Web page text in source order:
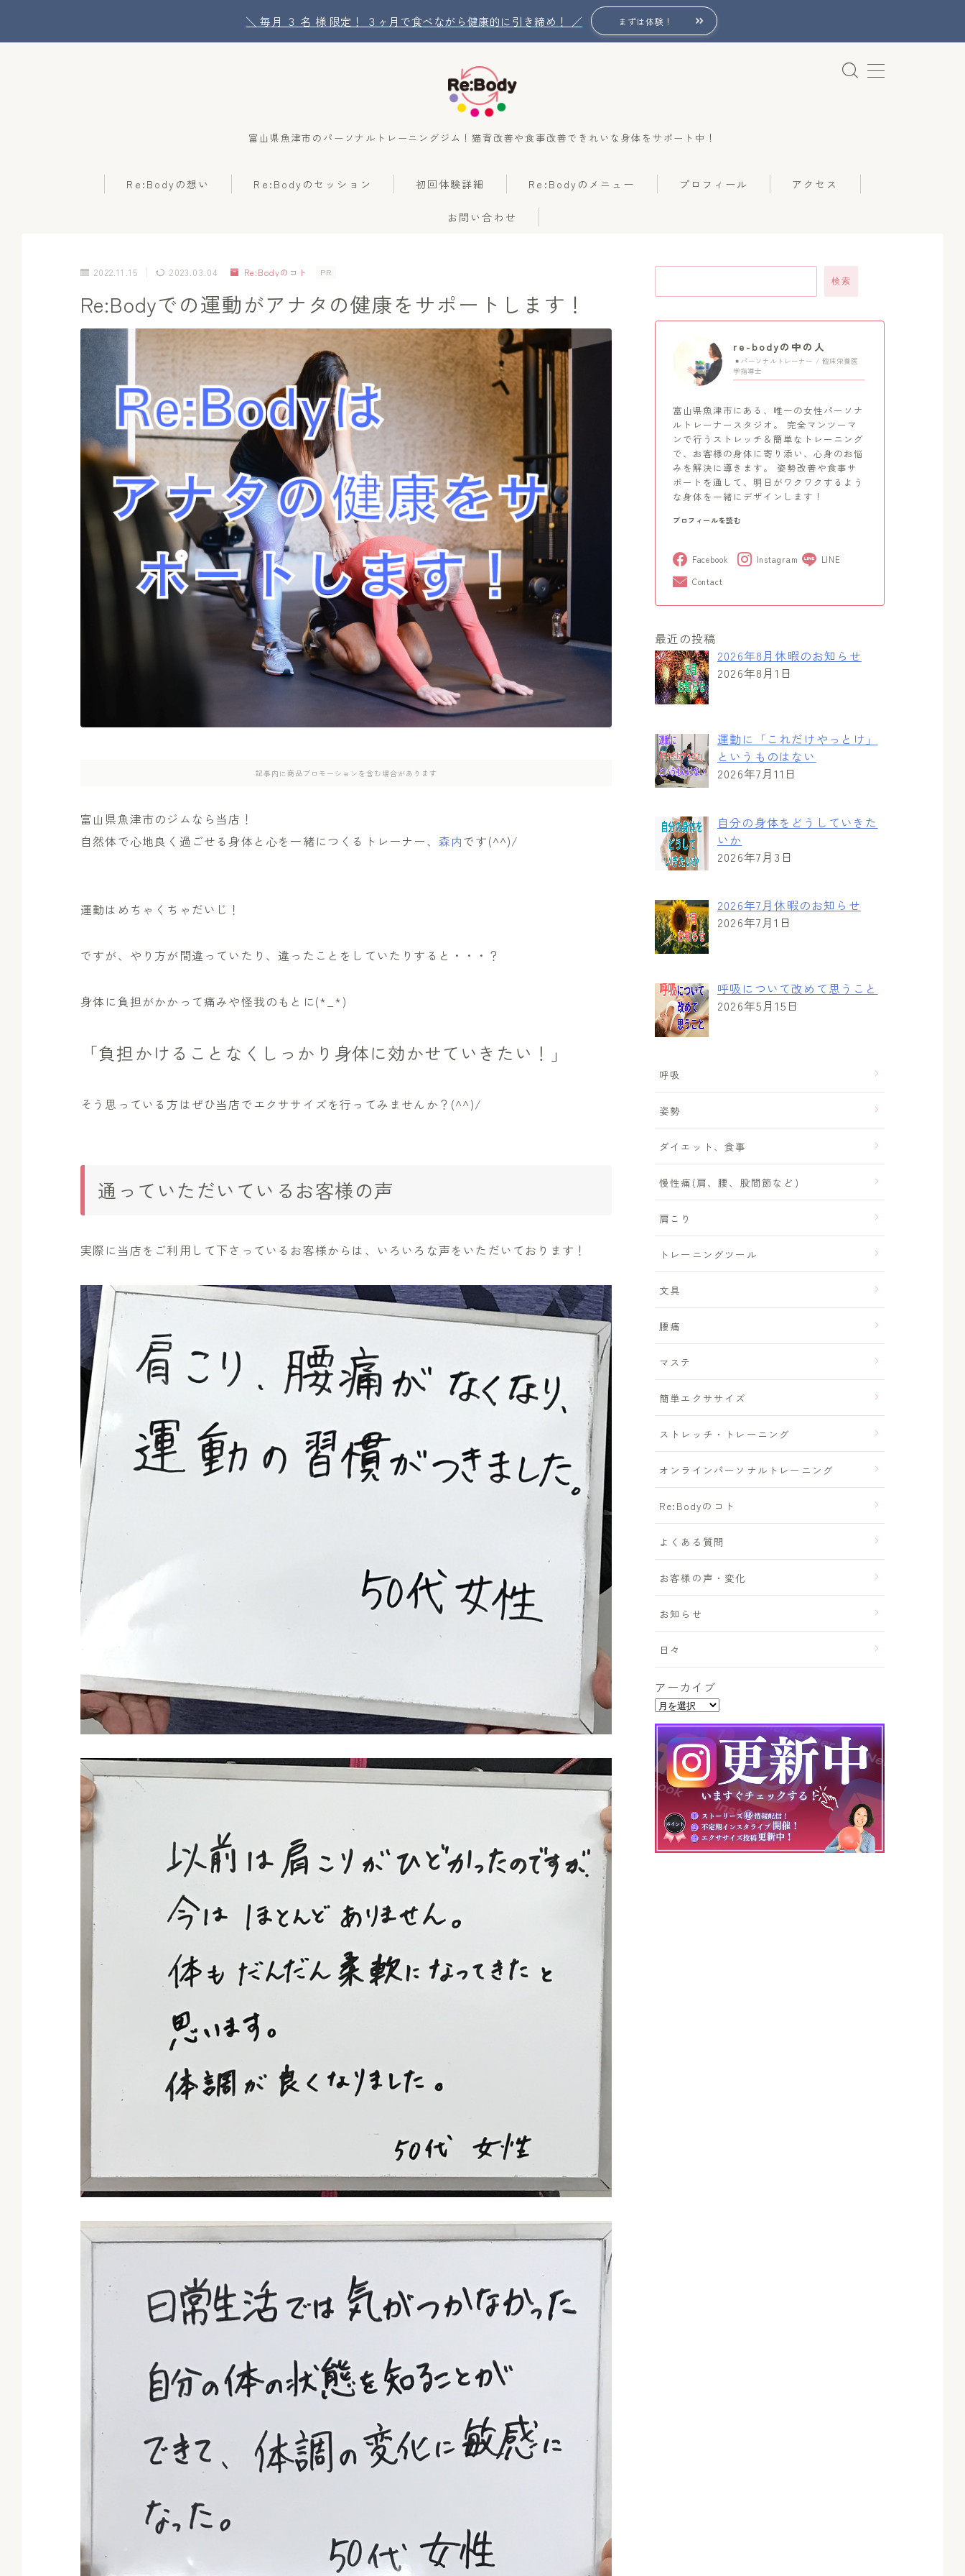
＼ 毎月 ３ 名 様 限定！ ３ヶ月で食べながら健康的に引き締め！ ／ まずは体験！
富山県魚津市のパーソナルトレーニングジム！猫背改善や食事改善できれいな身体をサポート中！
Re:Bodyの想い Re:Bodyのセッション 初回体験詳細 Re:Bodyのメニュー プロフィール アクセス
お問い合わせ
Re:Bodyの想い
Re:Bodyのセッション
記事カテゴリー一覧
プロフィール
アクセス
2022.11.15 2023.03.04 Re:Bodyのコト PR
Re:Bodyでの運動がアナタの健康をサポートします！
記事内に商品プロモーションを含む場合があります
富山県魚津市のジムなら当店！
自然体で心地良く過ごせる身体と心を一緒につくるトレーナー、 森内です(^^)/
運動はめちゃくちゃだいじ！
ですが、やり方が間違っていたり、違ったことをしていたりすると・・・？
身体に負担がかかって痛みや怪我のもとに(*_*)
「負担かけることなくしっかり身体に効かせていきたい！」
そう思っている方はぜひ当店でエクササイズを行ってみませんか？(^^)/
通っていただいているお客様の声
実際に当店をご利用して下さっているお客様からは、いろいろな声をいただいております！
検索
re-bodyの中の人
パーソナルトレーナー / 臨床栄養医
学指導士
富山県魚津市にある、唯一の女性パーソナ
ルトレーナースタジオ。 完全マンツーマ
ンで行うストレッチ＆簡単なトレーニング
で、お客様の身体に寄り添い、心身のお悩
みを解決に導きます。 姿勢改善や食事サ
ポートを通して、明日がワクワクするよう
な身体を一緒にデザインします！
プロフィールを読む
Facebook Instagram
LINE
Contact
最近の投稿
2026年8月休暇のお知らせ
2026年8月1日
運動に「これだけやっとけ」
というものはない
2026年7月11日
自分の身体をどうしていきた
いか
2026年7月3日
2026年7月休暇のお知らせ
2026年7月1日
呼吸について改めて思うこと
2026年5月15日
呼吸
姿勢
ダイエット、食事
慢性痛(肩、腰、股間節など)
肩こり
トレーニングツール
文具
腰痛
マステ
簡単エクササイズ
ストレッチ・トレーニング
オンラインパーソナルトレーニング
Re:Bodyのコト
よくある質問
お客様の声・変化
お知らせ
日々
アーカイブ
ア
ー
カ
イ
ブ